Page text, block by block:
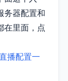
务器配置和
在里面，点
播配置一